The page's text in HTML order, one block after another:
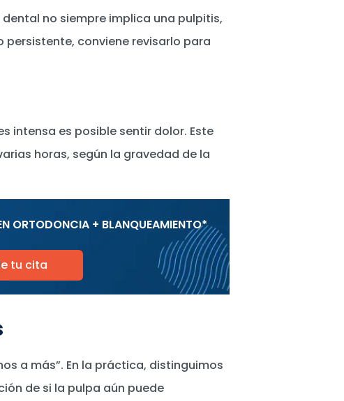
no siempre implica una pulpitis,
persistente, conviene revisarlo para
intensa es posible sentir dolor. Este
horas, según la gravedad de la
ORTODONCIA + BLANQUEAMIENTO*
tu cita
a más”. En la práctica, distinguimos
de si la pulpa aún puede